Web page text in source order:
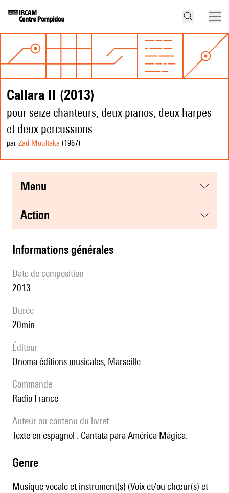
Callara II (2013)
pour seize chanteurs, deux pianos, deux harpes
et deux percussions
par Zad Moultaka (1967)
menu
action
informations générales
date de composition
2013
durée
20min
éditeur
Onoma éditions musicales, Marseille
Commande
Radio France
Auteur ou contenu du livret
Texte en espagnol : Cantata para América Mágica.
genre
Musique vocale et instrument(s) (Voix et/ou chœur(s) et